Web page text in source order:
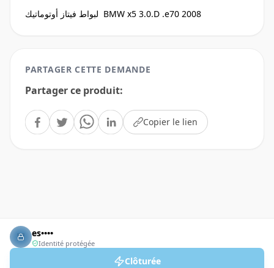
PARTAGER CETTE DEMANDE
Partager ce produit:
Copier le lien
es••••
Identité protégée
Clôturée